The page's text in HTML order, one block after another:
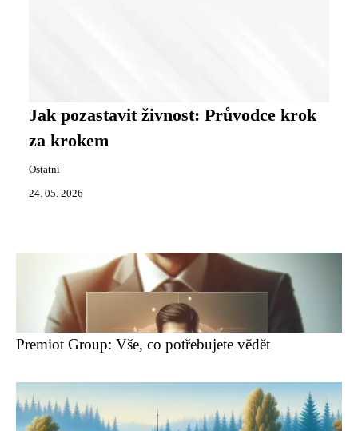
Jak pozastavit živnost: Průvodce krok
za krokem
Ostatní
24. 05. 2026
Premiot Group: Vše, co potřebujete vědět